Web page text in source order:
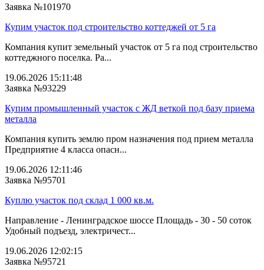
Заявка №101970
Купим участок под строительство коттеджей от 5 га
Компания купит земельный участок от 5 га под строительство
коттеджного поселка. Ра...
19.06.2026 15:11:48
Заявка №93229
Купим промышленный участок с ЖД веткой под базу приема
металла
Компания купить землю пром назначения под прием металла
Предприятие 4 класса опасн...
19.06.2026 12:11:46
Заявка №95701
Куплю участок под склад 1 000 кв.м.
Направление - Ленинградское шоссе Площадь - 30 - 50 соток
Удобный подъезд, электричест...
19.06.2026 12:02:15
Заявка №95721